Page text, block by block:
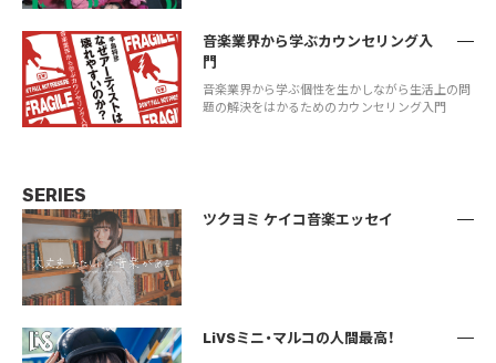
音楽業界から学ぶカウンセリング入
門
音楽業界から学ぶ個性を生かしながら生活上の問
題の解決をはかるためのカウンセリング入門
SERIES
ツクヨミ ケイコ音楽エッセイ
LiVSミニ・マルコの人間最高！